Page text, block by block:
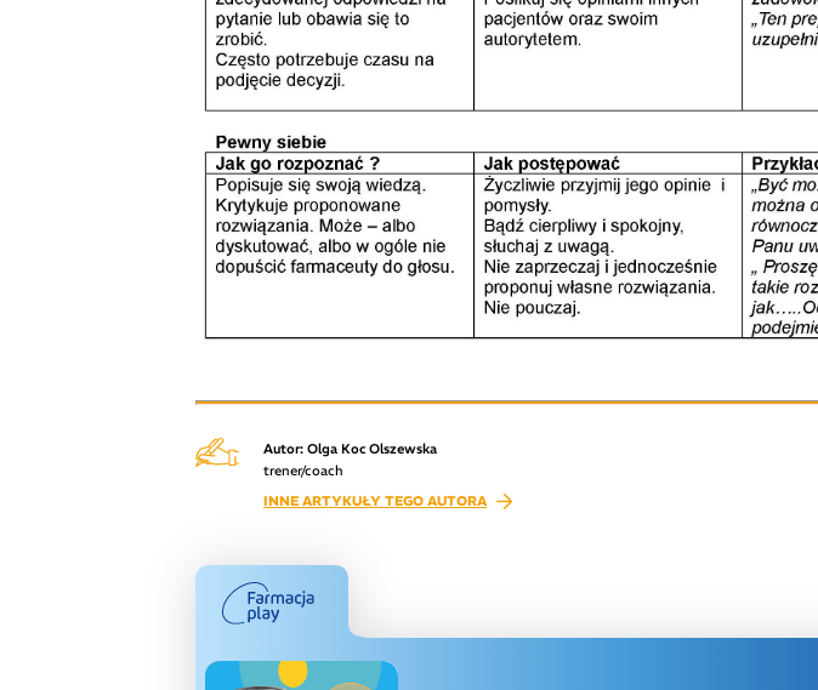
Autor: Olga Koc Olszewska
trener/coach
INNE ARTYKUŁY TEGO AUTORA